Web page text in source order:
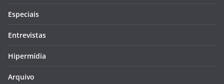
Especiais
Entrevistas
Hipermídia
Arquivo